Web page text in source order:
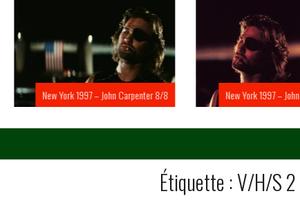
New York 1997 – John Carpenter 8/8 New York 1997 – John Carpenter 7/8
Étiquette :V/H/S 2